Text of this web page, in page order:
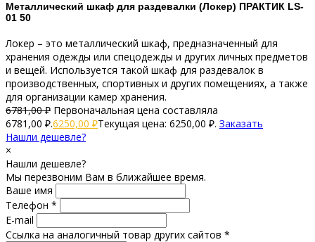
Металлический шкаф для раздевалки (Локер) ПРАКТИК LS-
01 50
Локер – это металлический шкаф, предназначенный для
хранения одежды или спецодежды и других личных предметов
и вещей. Используется такой шкаф для раздевалок в
производственных, спортивных и других помещениях, а также
для организации камер хранения.
6781,00₽ Первоначальная цена составляла
6781,00 ₽.6250,00 ₽Текущая цена: 6250,00 ₽. Заказать
Нашли дешевле?
×
Нашли дешевле?
Мы перезвоним Вам в ближайшее время.
Ваше имя
Телефон *
E-mail
Ссылка на аналогичный товар других сайтов *